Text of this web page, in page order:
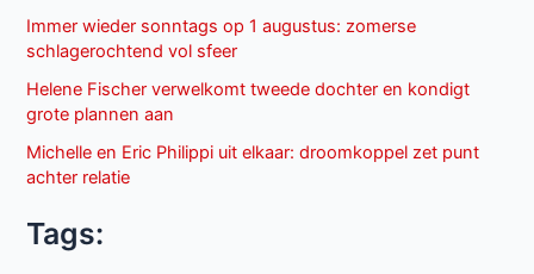
Immer wieder sonntags op 1 augustus: zomerse
schlagerochtend vol sfeer
Helene Fischer verwelkomt tweede dochter en kondigt
grote plannen aan
Michelle en Eric Philippi uit elkaar: droomkoppel zet punt
achter relatie
Tags: